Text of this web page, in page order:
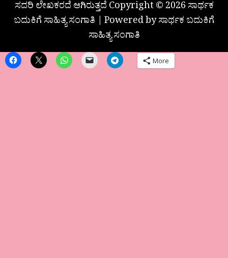
ಸದರಿ ಲೇಖಕರದೆ ಆಗಿರುತ್ತದೆ Copyright © 2026 ಸಾರ್ಥಕ
ಬದುಕಿಗೆ ಸಾಹಿತ್ಯ ಸಂಗಾತಿ | Powered by ಸಾರ್ಥಕ ಬದುಕಿಗೆ
ಸಾಹಿತ್ಯ ಸಂಗಾತಿ
More